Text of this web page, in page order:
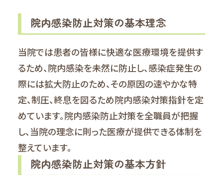
院内感染防止対策の基本理念
当院では患者の皆様に快適な医療環境を提供す
るため、院内感染を未然に防止し、感染症発生の
際には拡大防止のため、その原因の速やかな特
定、制圧、終息を図るため院内感染対策指針を定
めています。院内感染防止対策を全職員が把握
し、当院の理念に則った医療が提供できる体制を
整えています。
院内感染防止対策の基本方針